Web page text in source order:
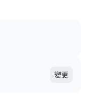
變更